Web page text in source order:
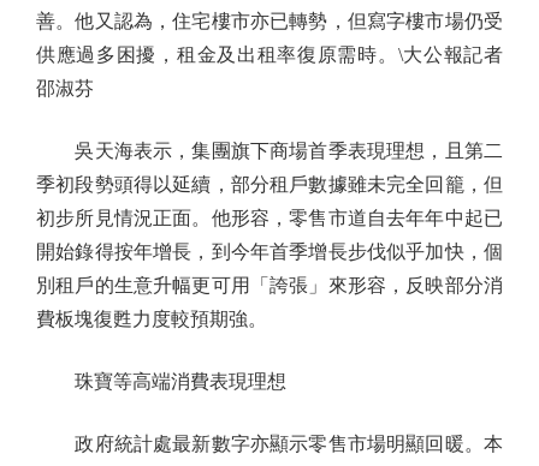
善。他又認為，住宅樓市亦已轉勢，但寫字樓市場仍受
供應過多困擾，租金及出租率復原需時。\大公報記者
邵淑芬
吳天海表示，集團旗下商場首季表現理想，且第二
季初段勢頭得以延續，部分租戶數據雖未完全回籠，但
初步所見情況正面。他形容，零售市道自去年年中起已
開始錄得按年增長，到今年首季增長步伐似乎加快，個
別租戶的生意升幅更可用「誇張」來形容，反映部分消
費板塊復甦力度較預期強。
珠寶等高端消費表現理想
政府統計處最新數字亦顯示零售市場明顯回暖。本